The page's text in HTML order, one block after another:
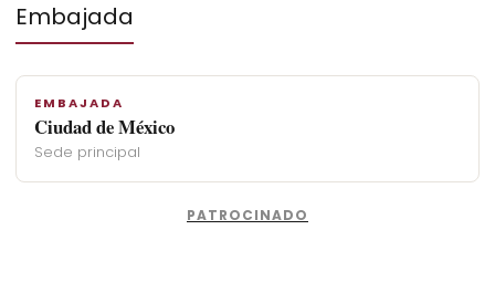
Embajada
EMBAJADA
Ciudad de México
Sede principal